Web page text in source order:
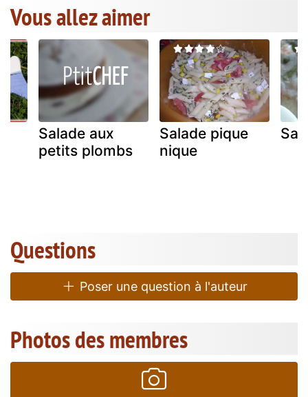
Vous allez aimer
Salade aux
petits plombs
Salade pique
nique
Questions
Poser une question à l'auteur
Photos des membres